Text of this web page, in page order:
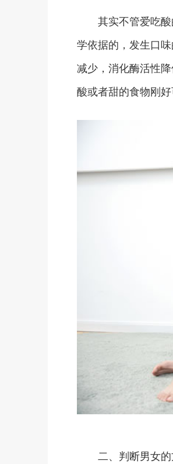
其实不管爱吃酸
学依据的，发生口
减少，消化酶活性
酸或者甜的食物刚好
二、判断男女的